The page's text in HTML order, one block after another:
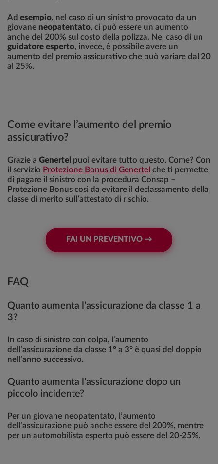
Ad esempio, nel caso di un sinistro provocato da un
giovane neopatentato, ci può essere un aumento
anche del 200% sul costo della polizza. Nel caso di un
guidatore esperto, invece, è possibile avere un
aumento del premio assicurativo che può variare dal 20
al 25%.
Come evitare l’aumento del premio
assicurativo?
Grazie a Genertel puoi evitare tutto questo. Come? Con
il servizio Protezione Bonus di Genertel che ti permette
di pagare il sinistro con la procedura Consap –
Protezione Bonus così da evitare il declassamento della
classe di merito sull’attestato di rischio.
FAI UN PREVENTIVO →
FAQ
Quanto aumenta l'assicurazione da classe 1 a
3?
In caso di sinistro con colpa, l’aumento
dell’assicurazione da classe 1° a 3° è quasi del doppio
nell’anno successivo.
Quanto aumenta l'assicurazione dopo un
piccolo incidente?
Per un giovane neopatentato, l’aumento
dell’assicurazione può anche essere del 200%, mentre
per un automobilista esperto può essere del 20-25%.